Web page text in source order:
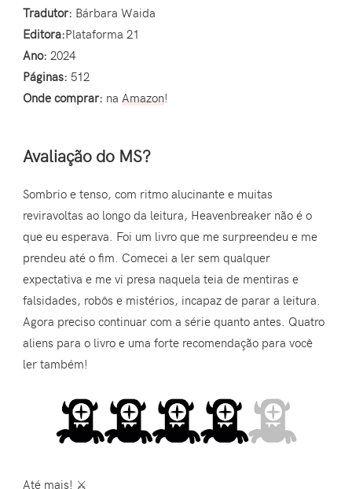
Tradutor: Bárbara Waida
Editora:Plataforma 21
Ano: 2024
Páginas: 512
Onde comprar: naAmazon!
Avaliação do MS?
Sombrio e tenso, com ritmo alucinante e muitas
reviravoltas ao longo da leitura, Heavenbreaker não é o
que eu esperava. Foi um livro que me surpreendeu e me
prendeu até o fim. Comecei a ler sem qualquer
expectativa e me vi presa naquela teia de mentiras e
falsidades, robôs e mistérios, incapaz de parar a leitura.
Agora preciso continuar com a série quanto antes. Quatro
aliens para o livro e uma forte recomendação para você
ler também!
Até mais! ⚔️